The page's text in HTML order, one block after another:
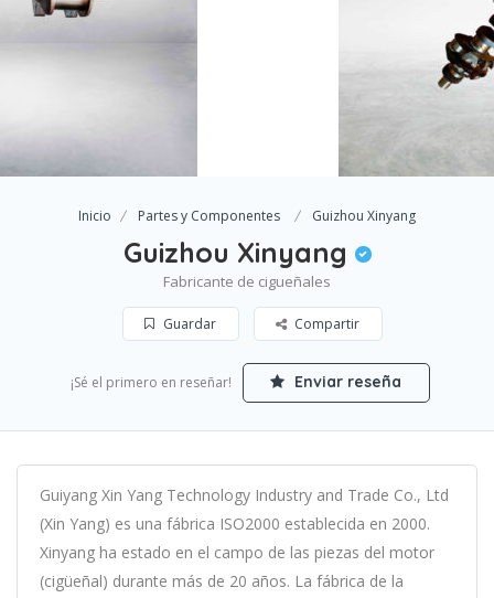
Inicio Partes y Componentes Guizhou Xinyang
Guizhou Xinyang
Fabricante de cigueñales
Guardar Compartir
¡Sé el primero en reseñar! Enviar reseña
Guiyang Xin Yang Technology Industry and Trade Co., Ltd
(Xin Yang) es una fábrica ISO2000 establecida en 2000.
Xinyang ha estado en el campo de las piezas del motor
(cigüeñal) durante más de 20 años. La fábrica de la